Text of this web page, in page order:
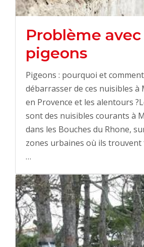
Problème avec
pigeons
Pigeons : pourquoi et
débarrasser de ces nuisibles à
en Provence et les alentours
sont des nuisibles courants à
dans les Bouches du Rhone,
zones urbaines où ils trouvent
…